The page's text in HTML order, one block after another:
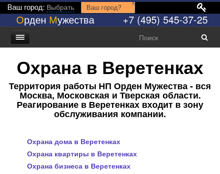
Ваш город: Выбрать Ваш город?
x
Орден Мужества +7 (495) 545-37-25
Охрана в Веретенках
Территория работы НП Орден Мужества - вся
Москва, Московская и Тверская области.
Реагирование в Веретенках входит в зону
обслуживания компании.
Охрана дома в Веретенках
Охрана квартиры в Веретенках
Охрана бизнеса в Веретенках